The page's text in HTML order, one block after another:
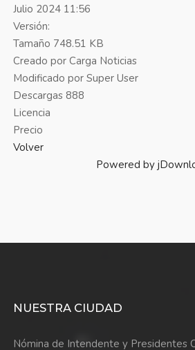
Julio 2024 11:56
Versión:
Tamaño 748.51 KB
Creado por Carga Noticias
Modificado por Super User
Descargas 888
Licencia
Precio
Volver
Powered by
NUESTRA CIUDAD
Nómina de Intendente y Presidentes